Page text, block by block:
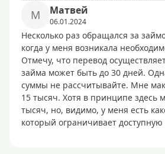
М Матвей
06.01.2024
Несколько раз обращался за
когда у меня возникала
Отмечу, что перевод
займа может быть до 30 дней.
суммы не рассчитывайте. Мне
15 тысяч. Хотя в принципе здесь
тысяч, но, видимо, у меня есть
который ограничивает доступную